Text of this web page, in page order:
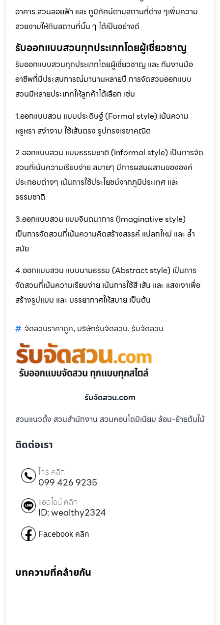
อาคาร สวนลอยฟ้า และ ภูมิทัศน์ตามสถานที่ต่าง ๆเพิ่มความ
สวยงามให้กับสถานที่นั้น ๆ ได้เป็นอย่างดี
รับออกแบบสวนทุกประเภทโดยผู้เชี่ยวชาญ
รับออกแบบสวนทุกประเภทโดยผู้เชี่ยวชาญ และ ทีมงานมือ
อาชีพที่มีประสบการณ์มานานหลายปี การจัดสวนออกแบบ
สวนมีหลายประเภทให้ลูกค้าได้เลือก เช่น
1.ออกแบบสวน แบบประดิษฐ์ (Formal style) เน้นความ
หรูหรา สง่างาม ใช้เส้นตรง รูปทรงเรขาคณิต
2.ออกแบบสวน แบบธรรมชาติ (Informal style) เป็นการจัด
สวนที่เน้นความเรียบง่าย สบายๆ มีการผสมผสานขององค์
ประกอบต่างๆ เน้นการใช้ประโยชน์จากภูมิประเทศ และ
ธรรมชาติ
3.ออกแบบสวน แบบจินตนาการ (Imaginative style)
เป็นการจัดสวนที่เน้นความคิดสร้างสรรค์ แปลกใหม่ และ ล้ำ
สมัย
4.ออกแบบสวน แบบนามธรรม (Abstract style) เป็นการ
จัดสวนที่เน้นความเรียบง่าย เน้นการใช้สี เส้น และ แสงเงาเพื่อ
สร้างรูปแบบ และ บรรยากาศให้สบาย เป็นต้น
จัดสวนราคาถูก, บริษัทรับจัดสวน, รับจัดสวน
รับจัดสวน.com
สวนแนวตั้ง สวนสำนักงาน สวนคอนโดมิเนียม ล้อม-ย้ายต้นไม้
ติดต่อเรา
โทร คลิก
099 426 9235
แอดไลน์ คลิก
ID: wealthy2324
Facebook คลิก
บทความที่คล้ายกัน